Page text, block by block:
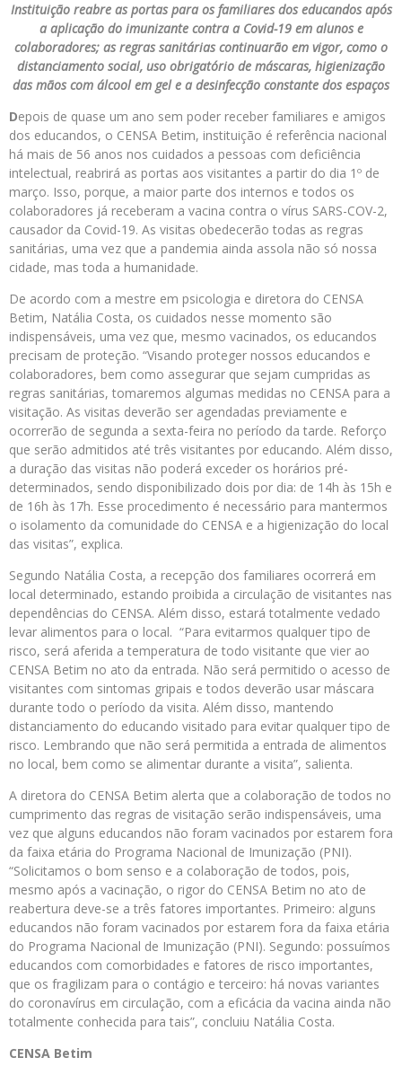
Instituição reabre as portas para os familiares dos educandos após
a aplicação do imunizante contra a Covid-19 em alunos e
colaboradores; as regras sanitárias continuarão em vigor, como o
distanciamento social, uso obrigatório de máscaras, higienização
das mãos com álcool em gel e a desinfecção constante dos espaços
Depois de quase um ano sem poder receber familiares e amigos
dos educandos, o CENSA Betim, instituição é referência nacional
há mais de 56 anos nos cuidados a pessoas com deficiência
intelectual, reabrirá as portas aos visitantes a partir do dia 1º de
março. Isso, porque, a maior parte dos internos e todos os
colaboradores já receberam a vacina contra o vírus SARS-COV-2,
causador da Covid-19. As visitas obedecerão todas as regras
sanitárias, uma vez que a pandemia ainda assola não só nossa
cidade, mas toda a humanidade.
De acordo com a mestre em psicologia e diretora do CENSA
Betim, Natália Costa, os cuidados nesse momento são
indispensáveis, uma vez que, mesmo vacinados, os educandos
precisam de proteção. “Visando proteger nossos educandos e
colaboradores, bem como assegurar que sejam cumpridas as
regras sanitárias, tomaremos algumas medidas no CENSA para a
visitação. As visitas deverão ser agendadas previamente e
ocorrerão de segunda a sexta-feira no período da tarde. Reforço
que serão admitidos até três visitantes por educando. Além disso,
a duração das visitas não poderá exceder os horários pré-
determinados, sendo disponibilizado dois por dia: de 14h às 15h e
de 16h às 17h. Esse procedimento é necessário para mantermos
o isolamento da comunidade do CENSA e a higienização do local
das visitas”, explica.
Segundo Natália Costa, a recepção dos familiares ocorrerá em
local determinado, estando proibida a circulação de visitantes nas
dependências do CENSA. Além disso, estará totalmente vedado
levar alimentos para o local. “Para evitarmos qualquer tipo de
risco, será aferida a temperatura de todo visitante que vier ao
CENSA Betim no ato da entrada. Não será permitido o acesso de
visitantes com sintomas gripais e todos deverão usar máscara
durante todo o período da visita. Além disso, mantendo
distanciamento do educando visitado para evitar qualquer tipo de
risco. Lembrando que não será permitida a entrada de alimentos
no local, bem como se alimentar durante a visita”, salienta.
A diretora do CENSA Betim alerta que a colaboração de todos no
cumprimento das regras de visitação serão indispensáveis, uma
vez que alguns educandos não foram vacinados por estarem fora
da faixa etária do Programa Nacional de Imunização (PNI).
“Solicitamos o bom senso e a colaboração de todos, pois,
mesmo após a vacinação, o rigor do CENSA Betim no ato de
reabertura deve-se a três fatores importantes. Primeiro: alguns
educandos não foram vacinados por estarem fora da faixa etária
do Programa Nacional de Imunização (PNI). Segundo: possuímos
educandos com comorbidades e fatores de risco importantes,
que os fragilizam para o contágio e terceiro: há novas variantes
do coronavírus em circulação, com a eficácia da vacina ainda não
totalmente conhecida para tais”, concluiu Natália Costa.
CENSA Betim